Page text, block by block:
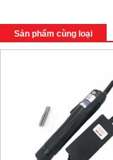
Sản phẩm cùng loại